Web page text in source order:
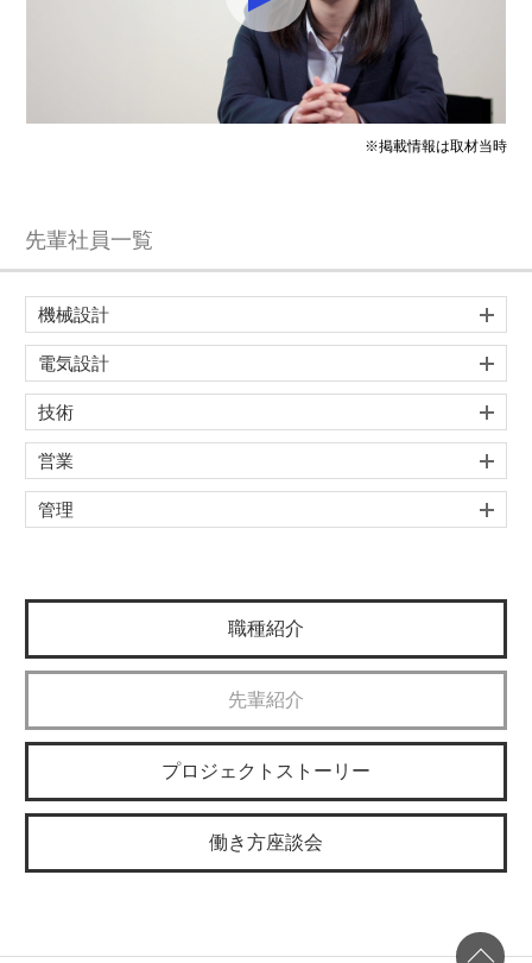
※掲載情報は取材当時
先輩社員一覧
機械設計
電気設計
技術
営業
管理
職種紹介
先輩紹介
プロジェクトストーリー
働き方座談会